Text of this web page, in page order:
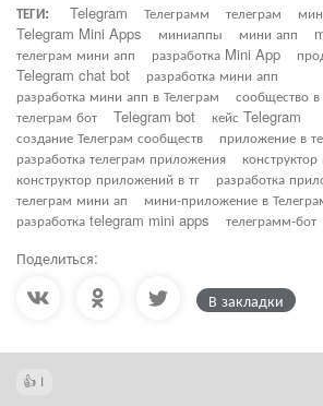
ТЕГИ:
Telegram Телеграмм телеграм
Telegram Mini Apps
миниаппы мини апп
телеграм мини апп
разработка Mini App
Telegram chat bot
разработка мини апп
разработка мини апп в Телеграм
сообщество в
телеграм бот
Telegram bot
кейс Telegram
создание Телеграм сообществ
приложение в
разработка телеграм приложения
конструктор приложений в тг
разработка
телеграм мини ап
мини-приложение в
разработка telegram mini apps
телеграмм-бот
Поделиться:
В закладки
1